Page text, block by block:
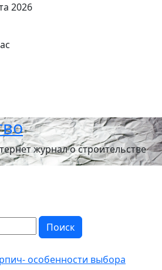
2026
журнал о строительстве
Поиск
особенности выбора